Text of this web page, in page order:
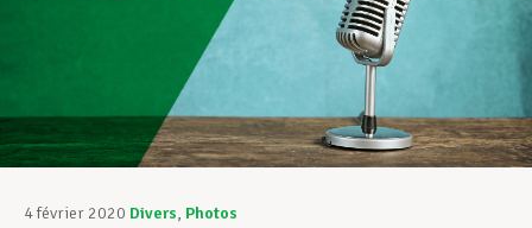
Structures syndicales
Assistance au Travail
4 février 2020 Divers, Photos